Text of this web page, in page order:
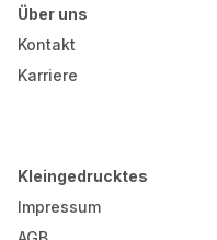
Über uns
Kontakt
Karriere
Kleingedrucktes
Impressum